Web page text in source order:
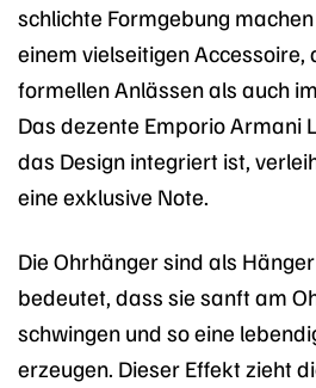
schlichte Formgebung
einem vielseitigen Accessoire,
formellen Anlässen als auch
Das dezente Emporio Armani
das Design integriert ist,
eine exklusive Note.
Die Ohrhänger sind als
bedeutet, dass sie sanft am
schwingen und so eine
erzeugen. Dieser Effekt zieht